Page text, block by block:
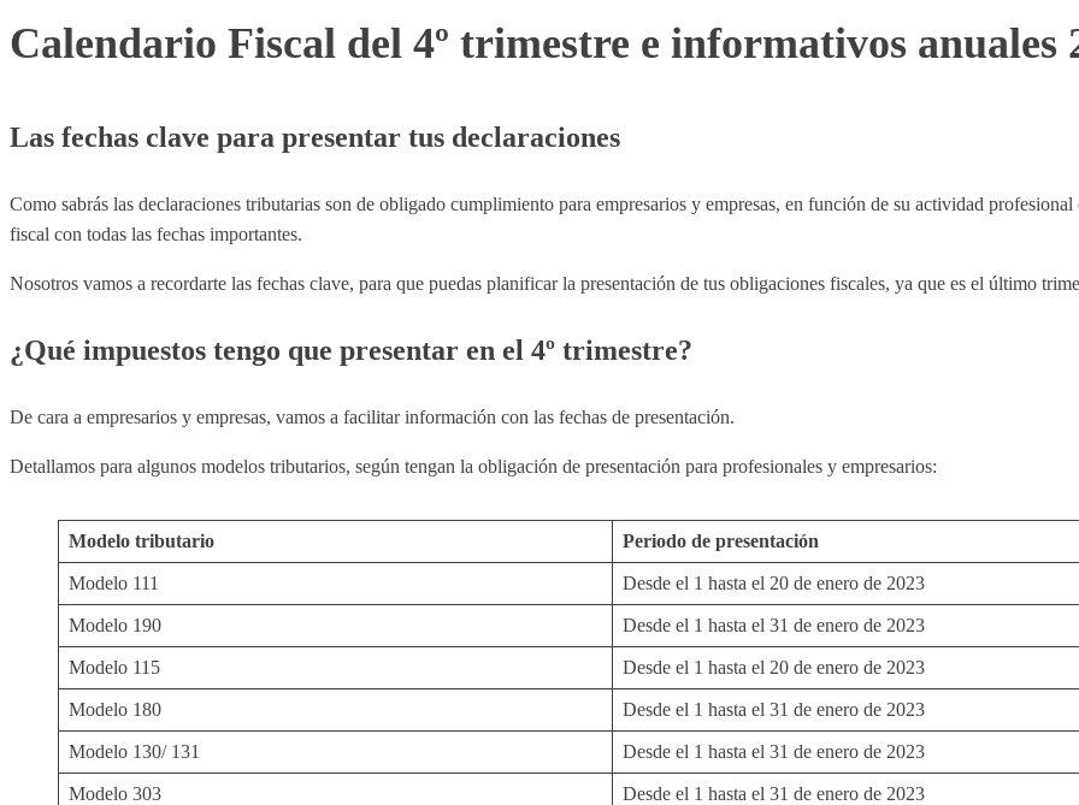
Calendario Fiscal del 4º trimestre e informativos anuales
Las fechas clave para presentar tus declaraciones
Como sabrás las declaraciones tributarias son de obligado cumplimiento para empresarios y empresas, en función de su actividad
fiscal con todas las fechas importantes.
Nosotros vamos a recordarte las fechas clave, para que puedas planificar la presentación de tus obligaciones fiscales, ya que es el último
¿Qué impuestos tengo que presentar en el 4º trimestre?
De cara a empresarios y empresas, vamos a facilitar información con las fechas de presentación.
Detallamos para algunos modelos tributarios, según tengan la obligación de presentación para profesionales y empresarios:
Modelo tributario Periodo de presentación
Modelo 111 Desde el 1 hasta el 20 de enero de 2023
Modelo 190 Desde el 1 hasta el 31 de enero de 2023
Modelo 115 Desde el 1 hasta el 20 de enero de 2023
Modelo 180 Desde el 1 hasta el 31 de enero de 2023
Modelo 130/ 131 Desde el 1 hasta el 31 de enero de 2023
Modelo 303 Desde el 1 hasta el 31 de enero de 2023